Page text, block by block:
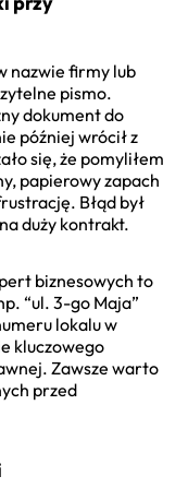
nazwie firmy lub
pismo.
dokument do
później wrócił z
się, że pomyliłem
papierowy zapach
Błąd był
duży kontrakt.
biznesowych to
“ul. 3-go Maja”
lokalu w
kluczowego
Zawsze warto
przed